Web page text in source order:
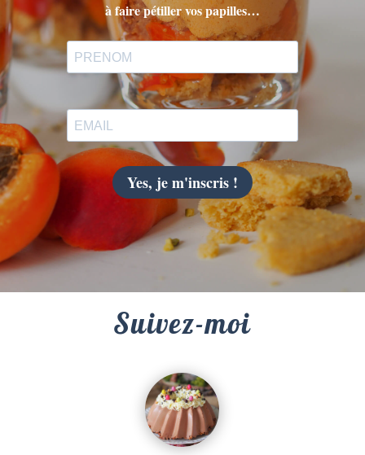
à faire pétiller vos papilles…
Yes, je m'inscris !
Suivez-moi